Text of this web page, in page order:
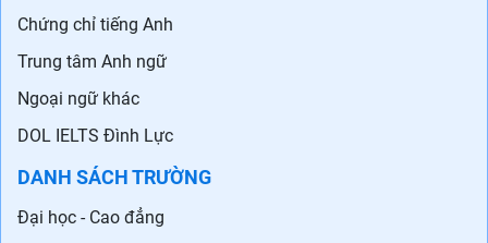
Chứng chỉ tiếng Anh
Trung tâm Anh ngữ
Ngoại ngữ khác
DOL IELTS Đình Lực
DANH SÁCH TRƯỜNG
Đại học - Cao đẳng